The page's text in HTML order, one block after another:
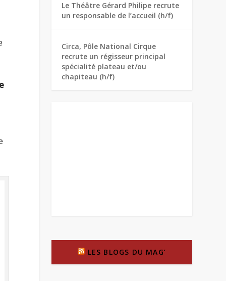
Le Théâtre Gérard Philipe recrute
un responsable de l’accueil (h/f)
Circa, Pôle National Cirque
recrute un régisseur principal
spécialité plateau et/ou
chapiteau (h/f)
LES BLOGS DU MAG’